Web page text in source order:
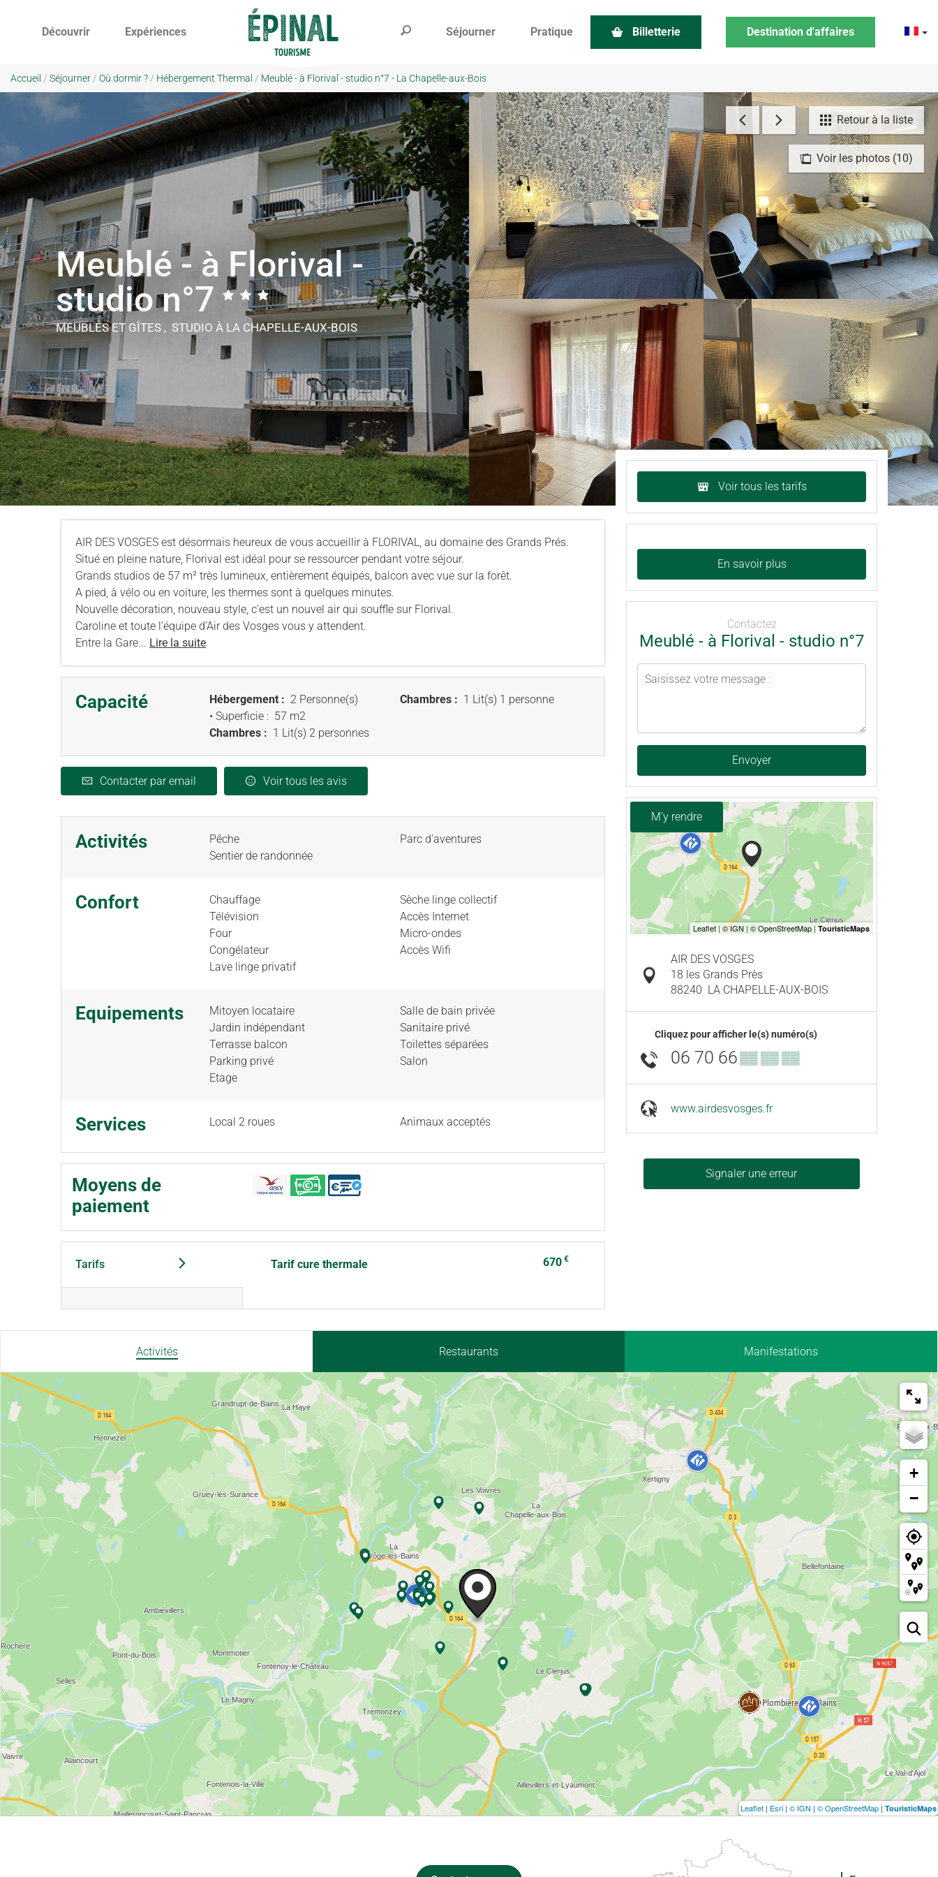
Découvrir Expériences Séjourner Pratique Billetterie Destination d'affaires
Accueil / Séjourner / Où dormir ? / Hébergement Thermal / Meublé - à Florival - studio n°7 - La Chapelle-aux-Bois
Voir les photos (10)
Retour à la liste
Meublé - à Florival -
studio n°7
MEUBLÉS ET GÎTES , STUDIO À LA CHAPELLE-AUX-BOIS
AIR DES VOSGES est désormais heureux de vous accueillir à FLORIVAL, au domaine des Grands Prés.
Situé en pleine nature, Florival est idéal pour se ressourcer pendant votre séjour.
Grands studios de 57 m² très lumineux, entièrement équipés, balcon avec vue sur la forêt.
A pied, à vélo ou en voiture, les thermes sont à quelques minutes.
Nouvelle décoration, nouveau style, c’est un nouvel air qui souffle sur Florival.
Caroline et toute l’équipe d’Air des Vosges vous y attendent.
Entre la Gare... Lire la suite
Capacité Hébergement : 2 Personne(s)
• Superficie : 57 m2
Chambres : 1 Lit(s) 1 personne
Chambres : 1 Lit(s) 2 personnes
Contacter par email Voir tous les avis
Activités
Pêche
Sentier de randonnée
Parc d'aventures
Confort
Chauffage
Télévision
Four
Congélateur
Lave linge privatif
Sèche linge collectif
Accès Internet
Micro-ondes
Accès Wifi
Equipements
Mitoyen locataire
Jardin indépendant
Terrasse balcon
Parking privé
Etage
Salle de bain privée
Sanitaire privé
Toilettes séparées
Salon
Services Local 2 roues Animaux acceptés
Moyens de
paiement
Tarifs Tarif cure thermale 670 €
Voir tous les tarifs
En savoir plus
Contactez
Meublé - à Florival - studio n°7
Envoyer
M'y rendre
AIR DES VOSGES
18 les Grands Près
88240 LA CHAPELLE-AUX-BOIS
Cliquez pour afficher le(s) numéro(s)
06 70 66▒▒ ▒▒ ▒▒
www.airdesvosges.fr
Signaler une erreur
Activités Restaurants Manifestations
+
−
Leaflet | Esri | © IGN | © OpenStreetMap | TouristicMaps